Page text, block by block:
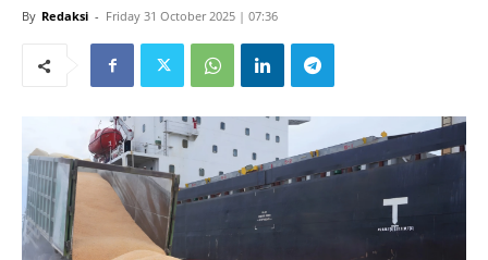
By Redaksi - Friday 31 October 2025 | 07:36